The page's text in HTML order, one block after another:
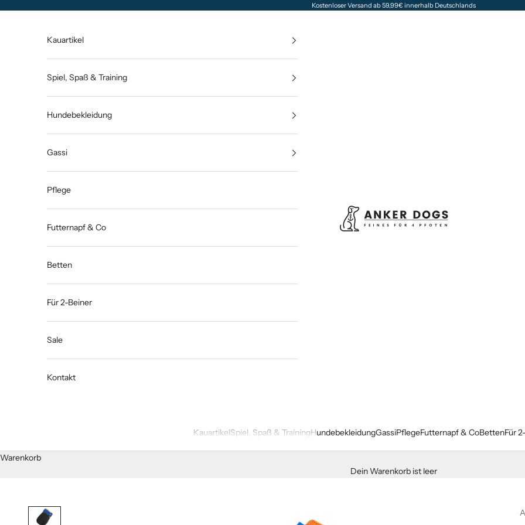
Kostenloser Versand ab 59,99€ innerhalb Deutschlands
Anker Dogs
KauartikelSpiel, Spaß & TrainingHundebekleidungGassiPflegeFutternapf & CoBettenFür
Kauartikel
Spiel, Spaß & Training
Hundebekleidung
Gassi
Pflege
Futternapf & Co
Betten
Für 2-Beiner
Sale
Kontakt
Warenkorb
Dein Warenkorb ist leer